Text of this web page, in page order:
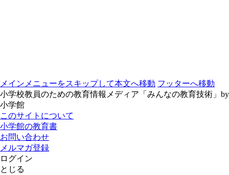
メインメニューをスキップして本文へ移動 フッターへ移動
小学校教員のための教育情報メディア「みんなの教育技術」by
小学館
このサイトについて
小学館の教育書
お問い合わせ
メルマガ登録
ログイン
とじる